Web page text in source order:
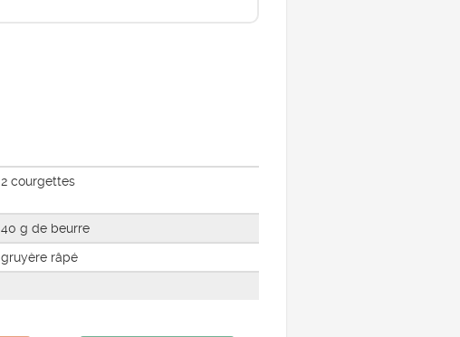
2 courgettes
40 g de beurre
gruyère râpé